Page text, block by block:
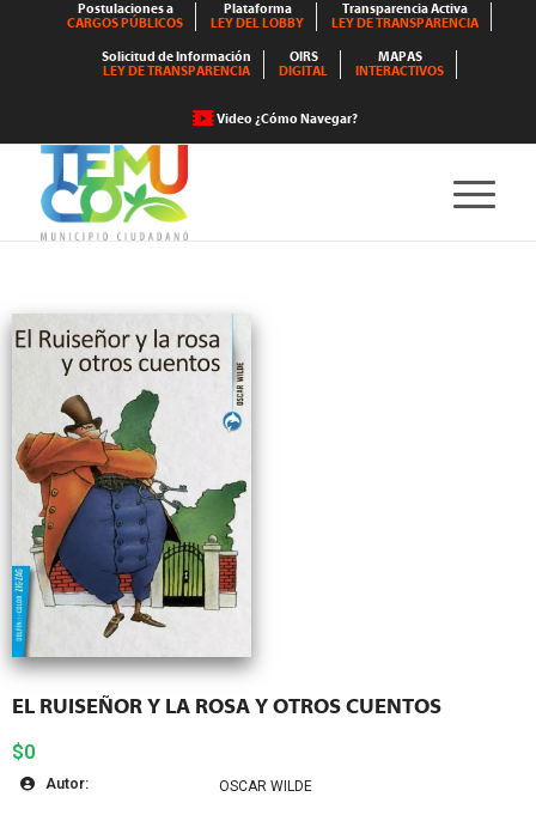
Postulaciones a
CARGOS PÚBLICOS
Plataforma
LEY DEL LOBBY
Transparencia Activa
LEY DE TRANSPARENCIA
Solicitud de Información
LEY DE TRANSPARENCIA
OIRS
DIGITAL
MAPAS
INTERACTIVOS
Video ¿Cómo Navegar?
EL RUISEÑOR Y LA ROSA Y OTROS CUENTOS
$0
Autor: OSCAR WILDE